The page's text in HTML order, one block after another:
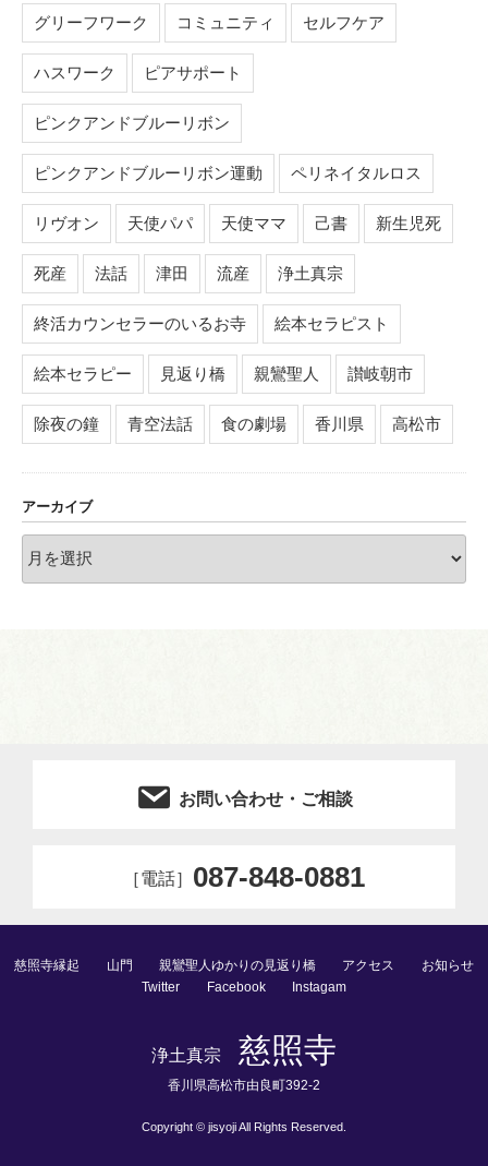
グリーフワーク コミュニティ セルフケア
ハスワーク ピアサポート
ピンクアンドブルーリボン
ピンクアンドブルーリボン運動 ペリネイタルロス
リヴオン 天使パパ 天使ママ 己書 新生児死
死産 法話 津田 流産 浄土真宗
終活カウンセラーのいるお寺 絵本セラピスト
絵本セラピー 見返り橋 親鸞聖人 讃岐朝市
除夜の鐘 青空法話 食の劇場 香川県 高松市
アーカイブ
ー
お問い合わせ・ご相談
［電話］ 087-848-0881
慈照寺縁起 山門 親鸞聖人ゆかりの見返り橋 アクセス
お知らせ
Twitter
Facebook Instagam
浄⼟真宗 慈照寺
⾹川県⾼松市由良町392-2
Copyright © jisyoji All Rights Reserved.